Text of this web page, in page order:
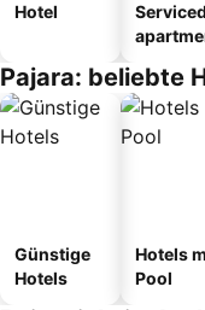
Hotel
Serviced
Pajara: beliebte
Günstige
Hotels
Hotels
Pool